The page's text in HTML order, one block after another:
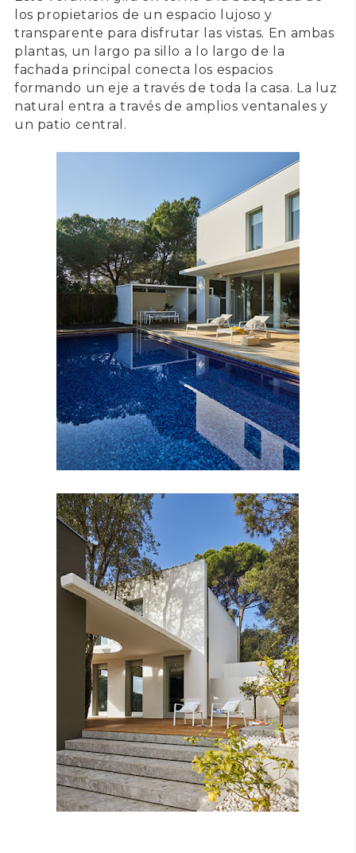
los propietarios de un espacio lujoso y
transparente para disfrutar las vistas. En ambas
plantas, un largo pa sillo a lo largo de la
fachada principal conecta los espacios
formando un eje a través de toda la casa. La luz
natural entra a través de amplios ventanales y
un patio central.